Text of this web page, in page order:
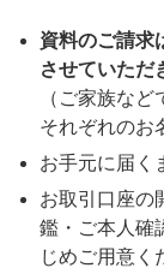
資料のご請求
させていただ
（ご家族な
それぞれのお
お手元に届く
お取引口座の
鑑・ご本人確
じめご用意く